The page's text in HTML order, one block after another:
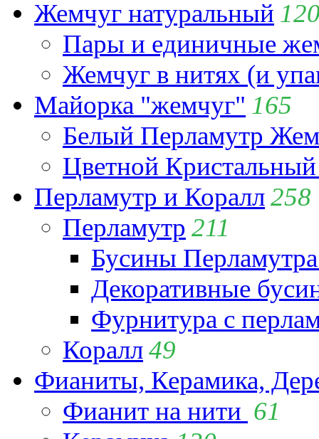
Жемчуг натуральный
Пары и единичные
Жемчуг в нитях (и
Майорка "жемчуг" 165
Белый Перламутр
Цветной
Перламутр и Коралл258
Перламутр 211
Бусины
Декоративные
Фурнитура с
Коралл49
Фианиты, Керамика,
Фианит на нити 61